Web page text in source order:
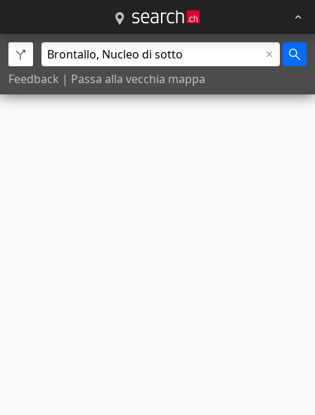
Feedback | Passa alla vecchia mappa